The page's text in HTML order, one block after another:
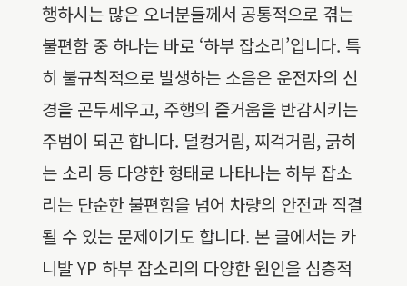
행하시는 많은 오너분들께서 공통적으로 겪는
불편함 중 하나는 바로 ‘하부 잡소리’입니다. 특
히 불규칙적으로 발생하는 소음은 운전자의 신
경을 곤두세우고, 주행의 즐거움을 반감시키는
주범이 되곤 합니다. 덜컹거림, 찌걱거림, 긁히
는 소리 등 다양한 형태로 나타나는 하부 잡소
리는 단순한 불편함을 넘어 차량의 안전과 직결
될 수 있는 문제이기도 합니다. 본 글에서는 카
니발 YP 하부 잡소리의 다양한 원인을 심층적